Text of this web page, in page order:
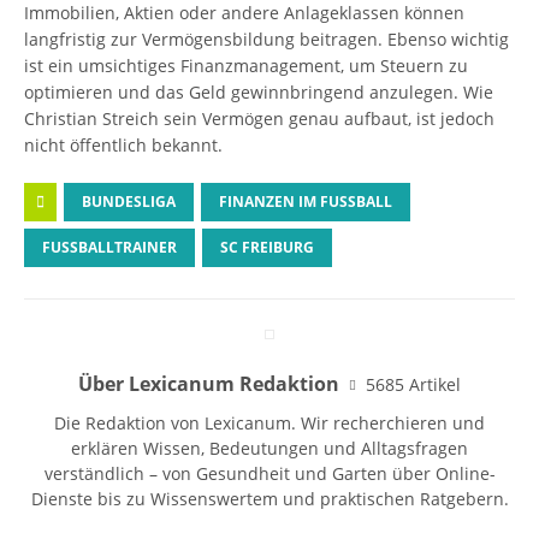
Immobilien, Aktien oder andere Anlageklassen können
langfristig zur Vermögensbildung beitragen. Ebenso wichtig
ist ein umsichtiges Finanzmanagement, um Steuern zu
optimieren und das Geld gewinnbringend anzulegen. Wie
Christian Streich sein Vermögen genau aufbaut, ist jedoch
nicht öffentlich bekannt.
BUNDESLIGA FINANZEN IM FUSSBALL
FUSSBALLTRAINER SC FREIBURG
Über Lexicanum Redaktion
5685 Artikel
Die Redaktion von Lexicanum. Wir recherchieren und
erklären Wissen, Bedeutungen und Alltagsfragen
verständlich – von Gesundheit und Garten über Online-
Dienste bis zu Wissenswertem und praktischen Ratgebern.